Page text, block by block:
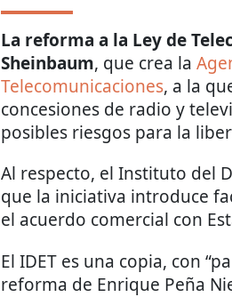
La reforma a la Ley de
Sheinbaum, que crea la
Telecomunicaciones, a la
concesiones de radio y
posibles riesgos para la
Al respecto, el Instituto del
que la iniciativa introduce
el acuerdo comercial con
El IDET es una copia, con
reforma de Enrique Peña